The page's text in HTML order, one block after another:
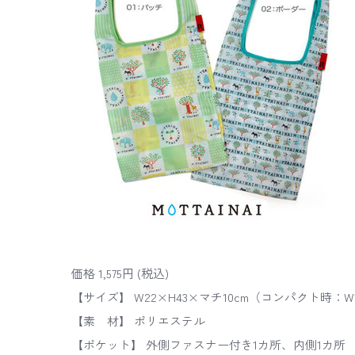
価格 1,575円 (税込)
【サイズ】 W22×H43×マチ10cm（コンパクト時：
【素 材】 ポリエステル
【ポケット】 外側ファスナー付き1カ所、内側1カ所